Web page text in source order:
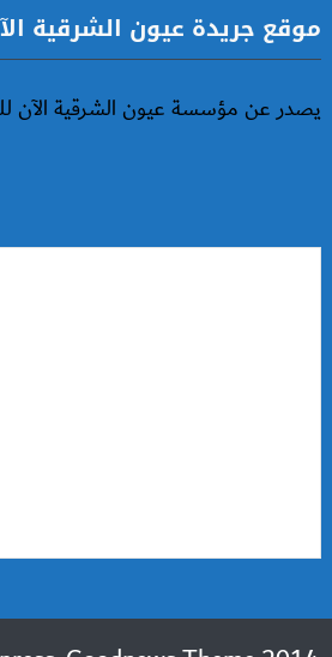
موقع جريدة عيون الشرقية
يصدر عن مؤسسة عيون الشرقية الآن